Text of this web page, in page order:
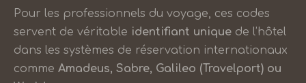
Pour les professionnels du voyage, ces codes
servent de véritable identifiant unique de l’hôtel
dans les systèmes de réservation internationaux
commeAmadeus, Sabre, Galileo (Travelport) ou